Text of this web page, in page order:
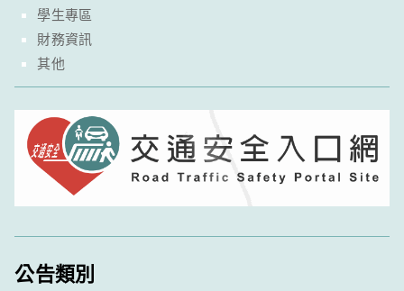
學生專區
財務資訊
其他
公告類別